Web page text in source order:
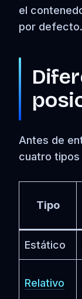
el
por defecto.
Antes de
cuatro tipos
Tipo
Estático
Relativo